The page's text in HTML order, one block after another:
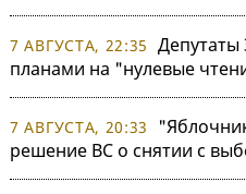
7 АВГУСТА, 22:35 Депутаты
планами на "нулевые
7 АВГУСТА, 20:33
решение ВС о снятии с